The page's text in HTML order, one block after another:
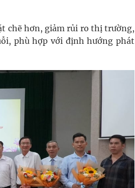
chẽ hơn, giảm rủi ro thị trường,
phù hợp với định hướng phát